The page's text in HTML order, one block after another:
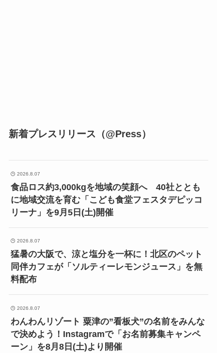
新着プレスリリース（@Press）
2026.8.07
食品ロス約3,000kgを地域の笑顔へ 40社ととも
に地域交流を育む「こども食堂フェスタデピッコ
リーナ」を9月5日(土)開催
2026.8.07
猛暑の大阪で、涼と塩分を一杯に！北区のペット
同伴カフェが「ソルティーレモンジュース」を無
料配布
2026.8.07
わんわんリゾート 粟津の”看板犬”の名前をみんな
で決めよう！Instagramで「お名前募集キャンペ
ーン」を8月8日(土)より開催